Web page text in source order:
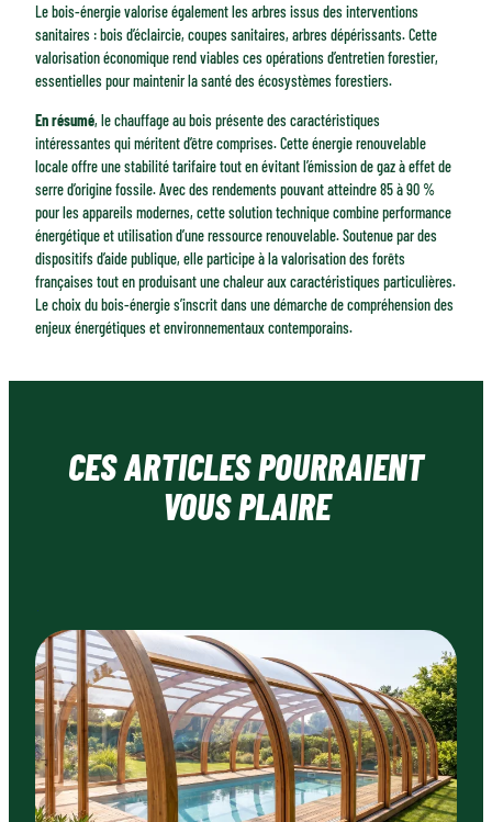
Le bois-énergie valorise également les arbres issus des interventions
sanitaires : bois d’éclaircie, coupes sanitaires, arbres dépérissants. Cette
valorisation économique rend viables ces opérations d’entretien forestier,
essentielles pour maintenir la santé des écosystèmes forestiers.
En résumé, le chauffage au bois présente des caractéristiques
intéressantes qui méritent d’être comprises. Cette énergie renouvelable
locale offre une stabilité tarifaire tout en évitant l’émission de gaz à effet de
serre d’origine fossile. Avec des rendements pouvant atteindre 85 à 90 %
pour les appareils modernes, cette solution technique combine performance
énergétique et utilisation d’une ressource renouvelable. Soutenue par des
dispositifs d’aide publique, elle participe à la valorisation des forêts
françaises tout en produisant une chaleur aux caractéristiques particulières.
Le choix du bois-énergie s’inscrit dans une démarche de compréhension des
enjeux énergétiques et environnementaux contemporains.
CES ARTICLES POURRAIENT
VOUS PLAIRE